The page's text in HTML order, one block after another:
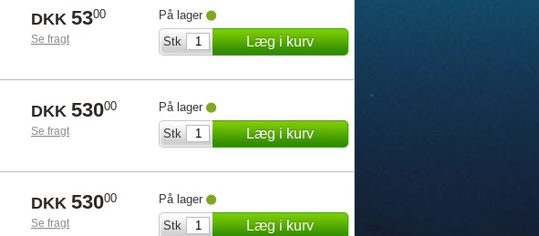
DKK 5300
Se fragt
På lager
Stk
Læg i kurv
DKK 53000
Se fragt
På lager
Stk
Læg i kurv
DKK 53000
Se fragt
På lager
Stk
Læg i kurv